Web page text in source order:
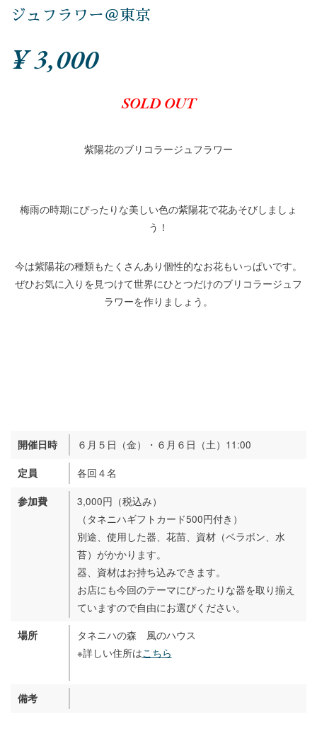
ジュフラワー＠東京
¥ 3,000
SOLD OUT
紫陽花のブリコラージュフラワー
梅雨の時期にぴったりな美しい色の紫陽花で花あそびしましょ
う！
今は紫陽花の種類もたくさんあり個性的なお花もいっぱいです。
ぜひお気に入りを見つけて世界にひとつだけのブリコラージュフ
ラワーを作りましょう。
開催日時 ６月５日（金）・６月６日（土） 11:00
定員 各回４名
参加費
3,000円（税込み）
（タネニハギフトカード500円付き）
別途、使用した器、花苗、資材（ベラボン、水
苔）がかかります。
器、資材はお持ち込みできます。
お店にも今回のテーマにぴったりな器を取り揃え
ていますので自由にお選びください。
場所
タネニハの森 風のハウス
※詳しい住所はこちら
備考